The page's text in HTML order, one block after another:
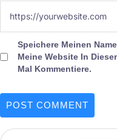
Speichere Meinen
Meine Website In
Mal Kommentiere.